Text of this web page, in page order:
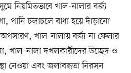
নিয়মিতভাবে খাল-নালার বর্জ্য
পানি চলাচলে বাধা হয়ে দাঁড়ানো
অপসারণ, খাল-নালায় বর্জ্য না ফেলার
খাল-নালা দখলকারীদের উচ্ছেদ ও
নেওয়া এবং জলাবদ্ধতা নিরসন